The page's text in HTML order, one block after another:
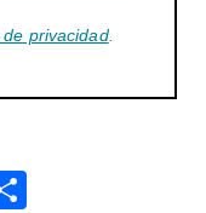
privacidad.